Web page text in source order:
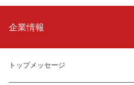
企業情報
トップメッセージ